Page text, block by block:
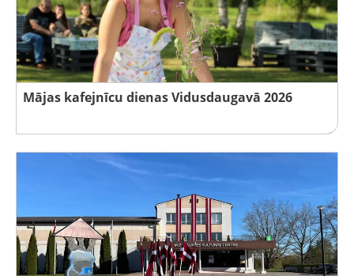
Mājas kafejnīcu dienas Vidusdaugavā 2026